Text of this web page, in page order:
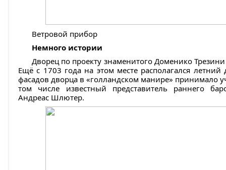
Ветровой прибор
Немного истории
Дворец по проекту знаменитого Доменико
Ещё с 1703 года на этом месте располагался
фасадов дворца в «голландском манире» принимало
том числе известный представитель раннего
Андреас Шлютер.